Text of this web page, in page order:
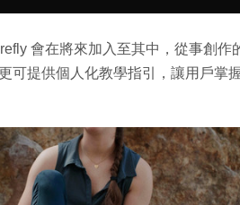
會在將來加入至其中，從事創作
可提供個人化教學指引，讓用戶掌